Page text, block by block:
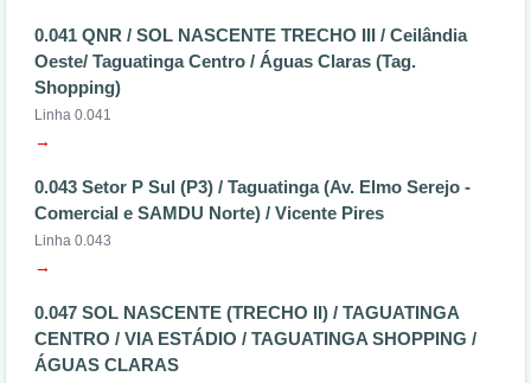
0.041 QNR / SOL NASCENTE TRECHO III / Ceilândia
Oeste/ Taguatinga Centro / Águas Claras (Tag.
Shopping)
Linha 0.041
→
0.043 Setor P Sul (P3) / Taguatinga (Av. Elmo Serejo -
Comercial e SAMDU Norte) / Vicente Pires
Linha 0.043
→
0.047 SOL NASCENTE (TRECHO II) / TAGUATINGA
CENTRO / VIA ESTÁDIO / TAGUATINGA SHOPPING /
ÁGUAS CLARAS